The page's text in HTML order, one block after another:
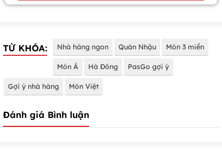
TỪ KHÓA: Nhà hàng ngon Quán Nhậu Món 3 miền
Món Á Hà Đông PasGo gợi ý
Gợi ý nhà hàng Món Việt
Đánh giá Bình luận